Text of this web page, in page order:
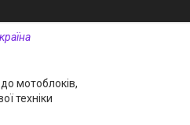
мотоблоків,
техніки